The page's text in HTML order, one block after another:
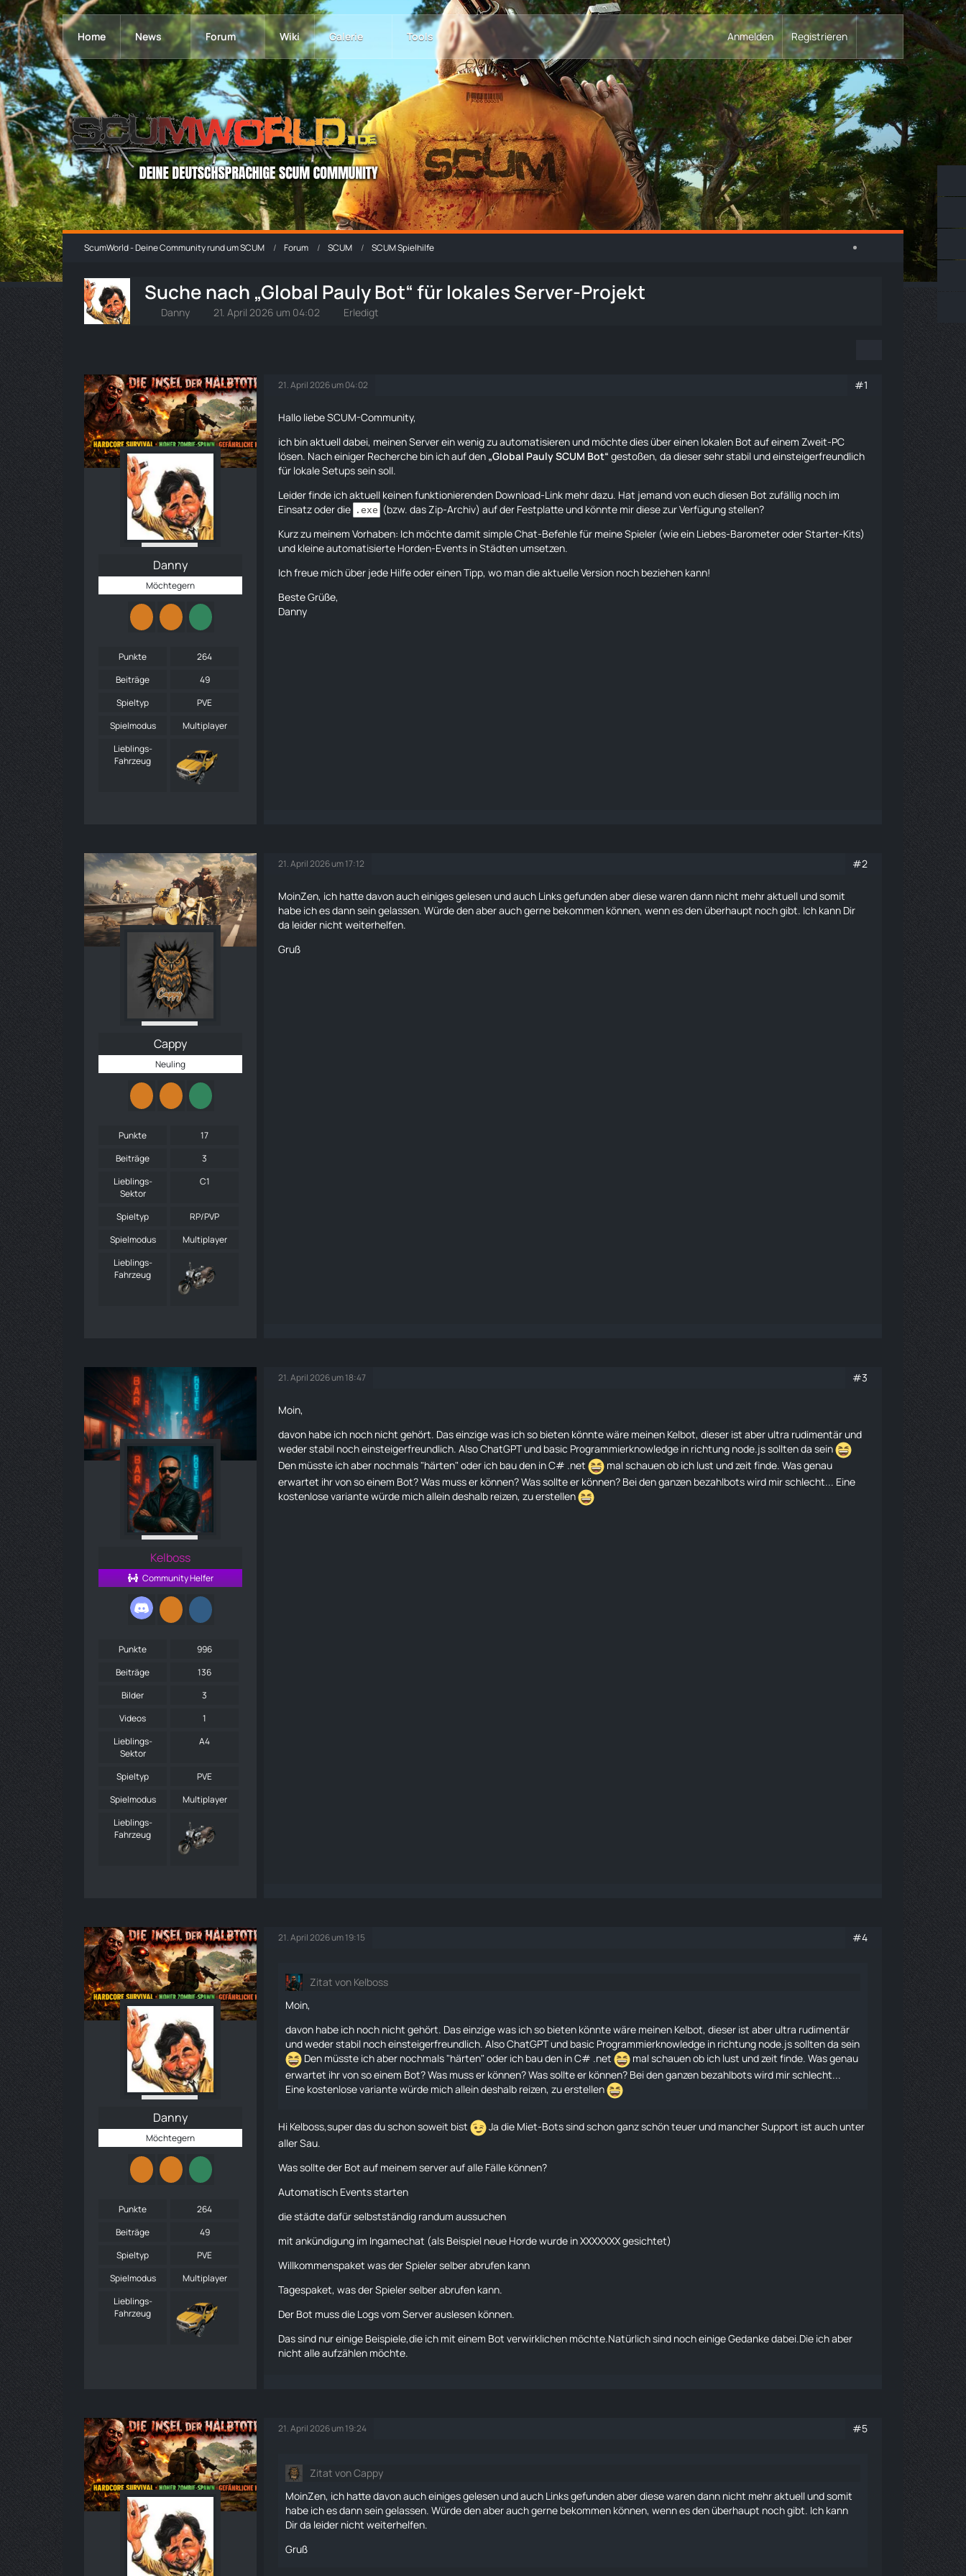
Home News Forum Wiki Galerie Tools Anmelden Registrieren
ScumWorld - Deine Community rund um SCUM Forum SCUM SCUM Spielhilfe
Suche nach „Global Pauly Bot“ für lokales Server-Projekt
Danny 21. April 2026 um 04:02 Erledigt
Danny
Möchtegern
Punkte
264
Beiträge
49
Spieltyp
PVE
Spielmodus
Multiplayer
Lieblings-
Fahrzeug
21. April 2026 um 04:02 #1
Hallo liebe SCUM-Community,
ich bin aktuell dabei, meinen Server ein wenig zu automatisieren und möchte dies über einen lokalen Bot auf einem Zweit-PC
lösen. Nach einiger Recherche bin ich auf den „Global Pauly SCUM Bot“ gestoßen, da dieser sehr stabil und einsteigerfreundlich
für lokale Setups sein soll.
Leider finde ich aktuell keinen funktionierenden Download-Link mehr dazu. Hat jemand von euch diesen Bot zufällig noch im
Einsatz oder die .exe (bzw. das Zip-Archiv) auf der Festplatte und könnte mir diese zur Verfügung stellen?
Kurz zu meinem Vorhaben: Ich möchte damit simple Chat-Befehle für meine Spieler (wie ein Liebes-Barometer oder Starter-Kits)
und kleine automatisierte Horden-Events in Städten umsetzen.
Ich freue mich über jede Hilfe oder einen Tipp, wo man die aktuelle Version noch beziehen kann!
Beste Grüße,
Danny
Cappy
Neuling
Punkte
17
Beiträge
3
Lieblings-
Sektor
C1
Spieltyp
RP/PVP
Spielmodus
Multiplayer
Lieblings-
Fahrzeug
21. April 2026 um 17:12 #2
MoinZen, ich hatte davon auch einiges gelesen und auch Links gefunden aber diese waren dann nicht mehr aktuell und somit
habe ich es dann sein gelassen. Würde den aber auch gerne bekommen können, wenn es den überhaupt noch gibt. Ich kann Dir
da leider nicht weiterhelfen.
Gruß
Kelboss
Community Helfer
Punkte
996
Beiträge
136
Bilder
3
Videos
1
Lieblings-
Sektor
A4
Spieltyp
PVE
Spielmodus
Multiplayer
Lieblings-
Fahrzeug
21. April 2026 um 18:47 #3
Moin,
davon habe ich noch nicht gehört. Das einzige was ich so bieten könnte wäre meinen Kelbot, dieser ist aber ultra rudimentär und
weder stabil noch einsteigerfreundlich. Also ChatGPT und basic Programmierknowledge in richtung node.js sollten da sein
Den müsste ich aber nochmals "härten" oder ich bau den in C# .net
mal schauen ob ich lust und zeit finde. Was genau
erwartet ihr von so einem Bot? Was muss er können? Was sollte er können? Bei den ganzen bezahlbots wird mir schlecht... Eine
kostenlose variante würde mich allein deshalb reizen, zu erstellen
Danny
Möchtegern
Punkte
264
Beiträge
49
Spieltyp
PVE
Spielmodus
Multiplayer
Lieblings-
Fahrzeug
21. April 2026 um 19:15 #4
Zitat von Kelboss
Moin,
davon habe ich noch nicht gehört. Das einzige was ich so bieten könnte wäre meinen Kelbot, dieser ist aber ultra rudimentär
und weder stabil noch einsteigerfreundlich. Also ChatGPT und basic Programmierknowledge in richtung node.js sollten da sein
Den müsste ich aber nochmals "härten" oder ich bau den in C# .net
mal schauen ob ich lust und zeit finde. Was genau
erwartet ihr von so einem Bot? Was muss er können? Was sollte er können? Bei den ganzen bezahlbots wird mir schlecht...
Eine kostenlose variante würde mich allein deshalb reizen, zu erstellen
Hi Kelboss,super das du schon soweit bist
Ja die Miet-Bots sind schon ganz schön teuer und mancher Support ist auch unter
aller Sau.
Was sollte der Bot auf meinem server auf alle Fälle können?
Automatisch Events starten
die städte dafür selbstständig randum aussuchen
mit ankündigung im Ingamechat (als Beispiel neue Horde wurde in XXXXXXX gesichtet)
Willkommenspaket was der Spieler selber abrufen kann
Tagespaket, was der Spieler selber abrufen kann.
Der Bot muss die Logs vom Server auslesen können.
Das sind nur einige Beispiele,die ich mit einem Bot verwirklichen möchte.Natürlich sind noch einige Gedanke dabei.Die ich aber
nicht alle aufzählen möchte.
21. April 2026 um 19:24 #5
Zitat von Cappy
MoinZen, ich hatte davon auch einiges gelesen und auch Links gefunden aber diese waren dann nicht mehr aktuell und somit
habe ich es dann sein gelassen. Würde den aber auch gerne bekommen können, wenn es den überhaupt noch gibt. Ich kann
Dir da leider nicht weiterhelfen.
Gruß